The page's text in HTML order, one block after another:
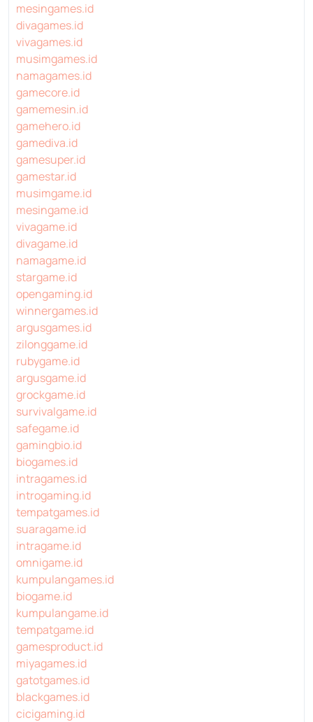
mesingames.id
divagames.id
vivagames.id
musimgames.id
namagames.id
gamecore.id
gamemesin.id
gamehero.id
gamediva.id
gamesuper.id
gamestar.id
musimgame.id
mesingame.id
vivagame.id
divagame.id
namagame.id
stargame.id
opengaming.id
winnergames.id
argusgames.id
zilonggame.id
rubygame.id
argusgame.id
grockgame.id
survivalgame.id
safegame.id
gamingbio.id
biogames.id
intragames.id
introgaming.id
tempatgames.id
suaragame.id
intragame.id
omnigame.id
kumpulangames.id
biogame.id
kumpulangame.id
tempatgame.id
gamesproduct.id
miyagames.id
gatotgames.id
blackgames.id
cicigaming.id